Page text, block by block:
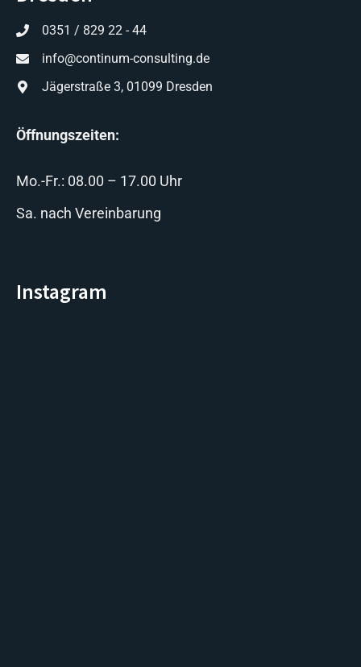
0351 / 829 22 - 44
info@continum-consulting.de
Jägerstraße 3, 01099 Dresden
Öffnungszeiten:
Mo.-Fr.: 08.00 – 17.00 Uhr
Sa. nach Vereinbarung
Instagram